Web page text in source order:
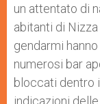
un attentato di
abitanti di
gendarmi
numerosi bar
bloccati dentro
indicazioni